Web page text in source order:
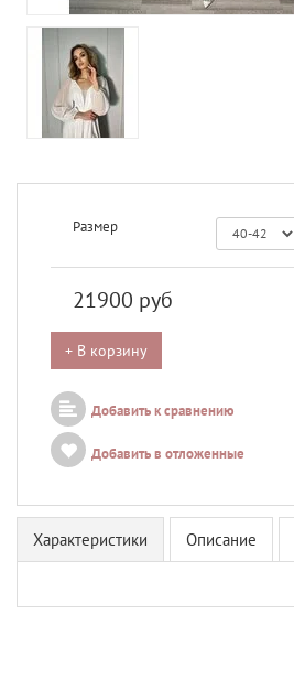
Размер
21900 руб
+ В корзину
Добавить к сравнению
Добавить в отложенные
Характеристики Описание